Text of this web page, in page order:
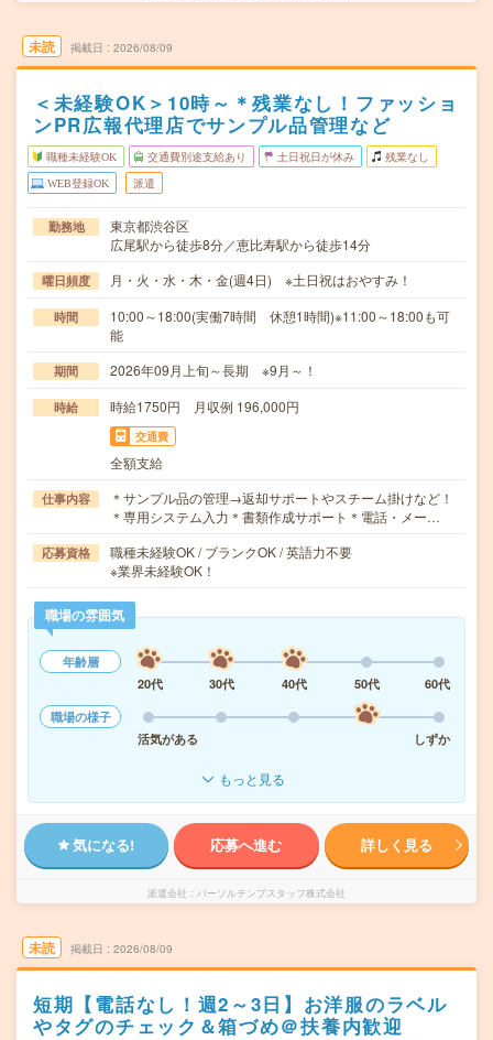
未読 掲載日 2026/08/09
＜未経験OK＞10時～＊残業なし！ファッショ
ンPR広報代理店でサンプル品管理など
職種未経験OK 交通費別途支給あり 土日祝日が休み 残業なし
WEB登録OK 派遣
勤務地
東京都渋谷区
広尾駅から徒歩8分／恵比寿駅から徒歩14分
曜日頻度 月・火・水・木・金(週4日) ※土日祝はおやすみ！
時間
10:00～18:00(実働7時間 休憩1時間)※11:00～18:00も可
能
期間 2026年09月上旬～長期 ※9月～！
時給 時給1750円 月収例 196,000円
交通費
全額支給
仕事内容
＊サンプル品の管理→返却サポートやスチーム掛けなど！
＊専用システム入力＊書類作成サポート＊電話・メー…
応募資格
職種未経験OK / ブランクOK / 英語力不要
※業界未経験OK！
職場の雰囲気
年齢層
20代
30代 40代 50代
60代
職場の様子
活気がある
しずか
もっと見る
気になる! 応募へ進む 詳しく見る
派遣会社 パーソルテンプスタッフ株式会社
未読 掲載日 2026/08/09
短期【電話なし！週2～3日】お洋服のラベル
やタグのチェック＆箱づめ＠扶養内歓迎